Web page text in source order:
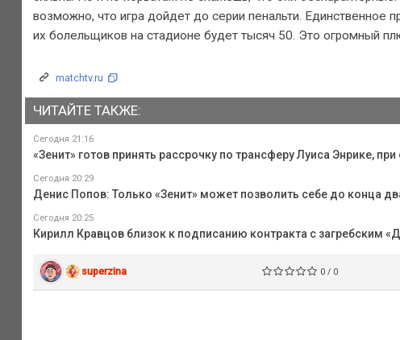
возможно, что игра дойдет до серии пенальти. Единственное
их болельщиков на стадионе будет тысяч 50. Это огромный
matchtv.ru
ЧИТАЙТЕ ТАКЖЕ:
Сегодня 21:16
«Зенит» готов принять рассрочку по трансферу Луиса Энрике,
Сегодня 20:29
Денис Попов: Только «Зенит» может позволить себе до конца
Сегодня 20:25
Кирилл Кравцов близок к подписанию контракта с загребским
superzina 0 / 0